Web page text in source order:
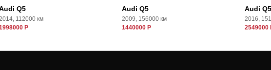
Q5
112000 км
Р
Audi Q5
2009, 156000 км
1440000 Р
Audi Q5
2016,
2549000